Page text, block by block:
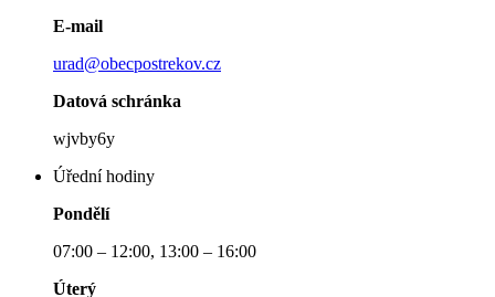
E-mail
urad@obecpostrekov.cz
Datová schránka
wjvby6y
Úřední hodiny
Pondělí
07:00 – 12:00, 13:00 – 16:00
Úterý